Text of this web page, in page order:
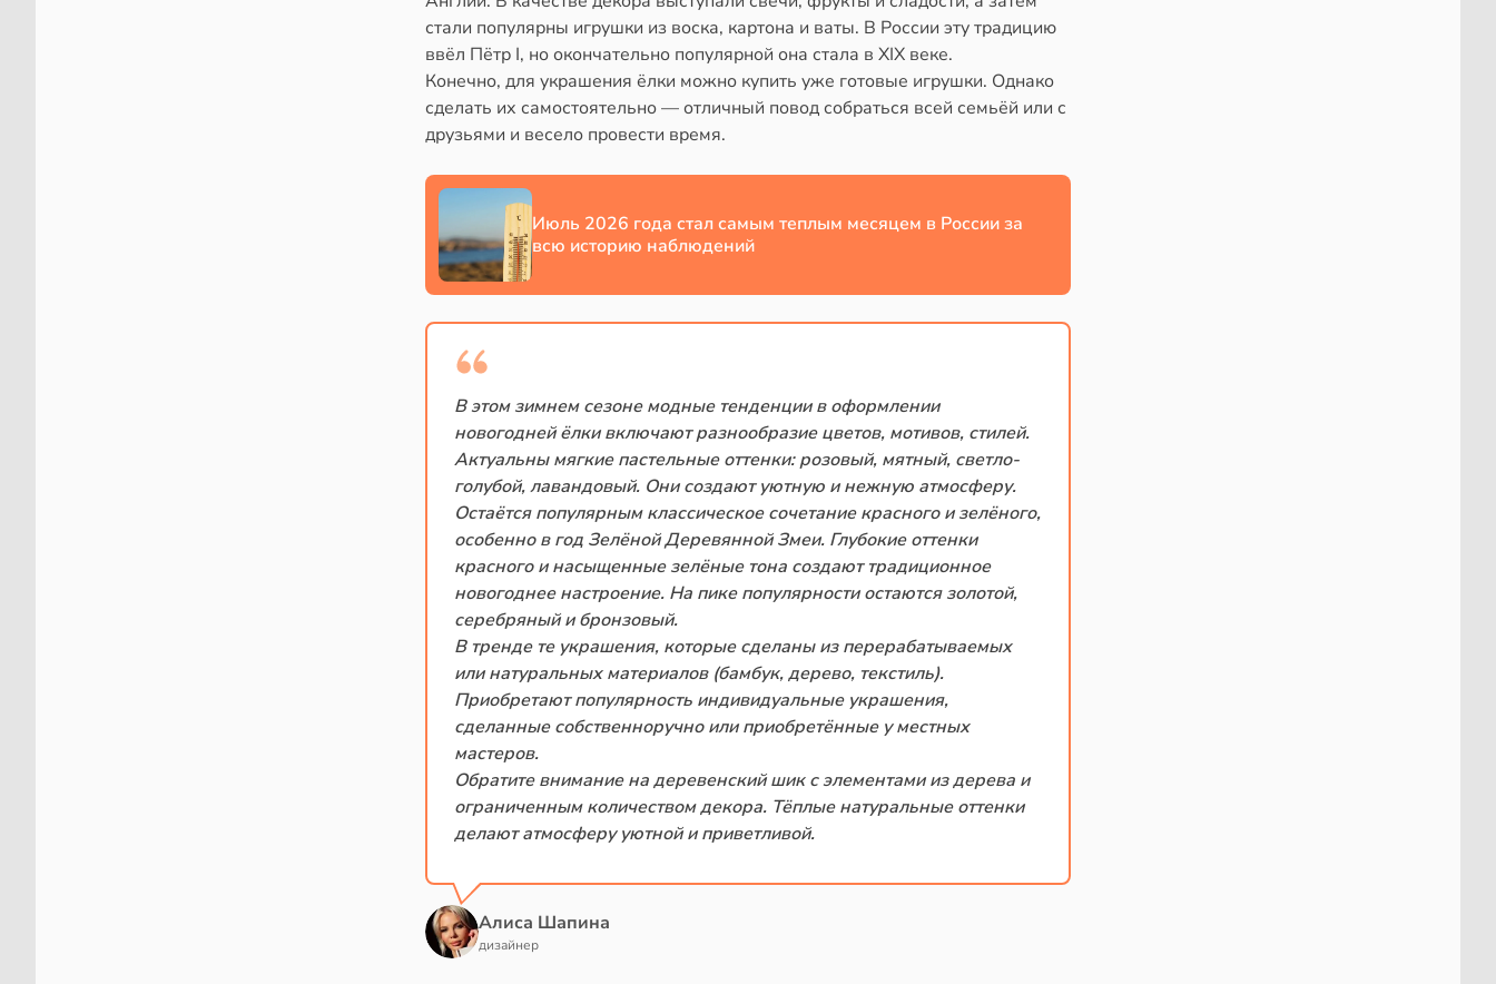
стали популярны игрушки из воска, картона и ваты. В России эту традицию
ввёл Пётр I, но окончательно популярной она стала в XIX веке.
Конечно, для украшения ёлки можно купить уже готовые игрушки. Однако
сделать их самостоятельно — отличный повод собраться всей семьёй или с
друзьями и весело провести время.
Июль 2026 года стал самым теплым месяцем в России за
всю историю наблюдений
В этом зимнем сезоне модные тенденции в оформлении
новогодней ёлки включают разнообразие цветов, мотивов, стилей.
Актуальны мягкие пастельные оттенки: розовый, мятный, светло-
голубой, лавандовый. Они создают уютную и нежную атмосферу.
Остаётся популярным классическое сочетание красного и зелёного,
особенно в год Зелёной Деревянной Змеи. Глубокие оттенки
красного и насыщенные зелёные тона создают традиционное
новогоднее настроение. На пике популярности остаются золотой,
серебряный и бронзовый.
В тренде те украшения, которые сделаны из перерабатываемых
или натуральных материалов (бамбук, дерево, текстиль).
Приобретают популярность индивидуальные украшения,
сделанные собственноручно или приобретённые у местных
мастеров.
Обратите внимание на деревенский шик с элементами из дерева и
ограниченным количеством декора. Тёплые натуральные оттенки
делают атмосферу уютной и приветливой.
Алиса Шапина
дизайнер